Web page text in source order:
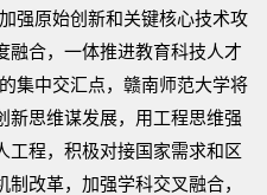
强原始创新和关键核心技术攻
融合，一体推进教育科技人才
集中交汇点，赣南师范大学将
新思维谋发展，用工程思维强
工程，积极对接国家需求和区
改革，加强学科交叉融合，